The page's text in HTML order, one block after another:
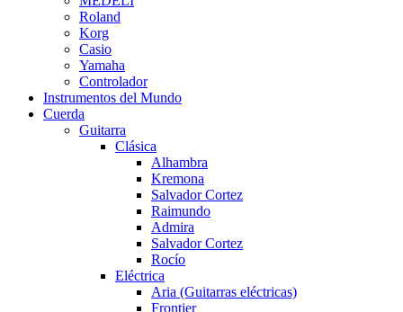
Roland
Korg
Casio
Yamaha
Controlador
Instrumentos del Mundo
Cuerda
Guitarra
Clásica
Alhambra
Kremona
Salvador Cortez
Raimundo
Admira
Salvador Cortez
Rocío
Eléctrica
Aria (Guitarras eléctricas)
Frontier